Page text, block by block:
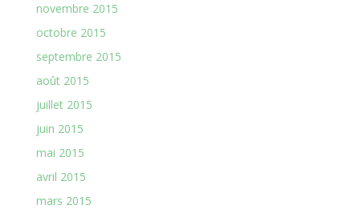
novembre 2015
octobre 2015
septembre 2015
août 2015
juillet 2015
juin 2015
mai 2015
avril 2015
mars 2015